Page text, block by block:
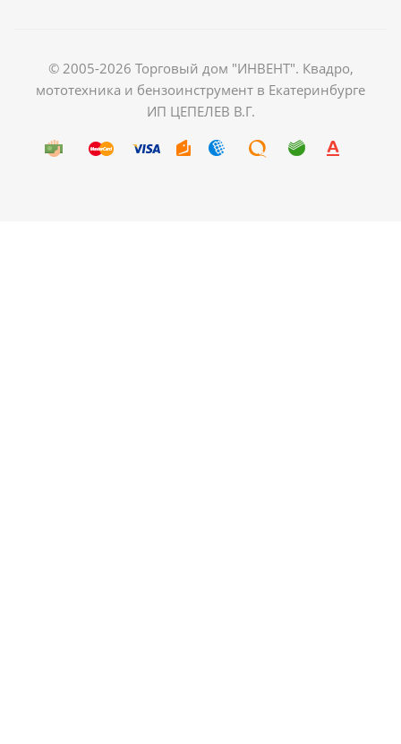
© 2005-2026 Торговый дом "ИНВЕНТ". Квадро,
мототехника и бензоинструмент в Екатеринбурге
ИП ЦЕПЕЛЕВ В.Г.